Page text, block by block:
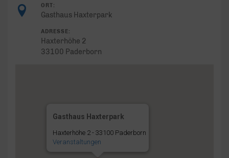
ORT:
Gasthaus Haxterpark
ADRESSE:
Haxterhöhe 2
33100 Paderborn
Gasthaus Haxterpark
Haxterhöhe 2 - 33100 Paderborn
Veranstaltungen